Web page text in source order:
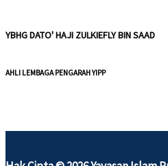
YBHG DATO' HAJI ZULKIEFLY BIN SAAD
AHLI LEMBAGA PENGARAH YIPP